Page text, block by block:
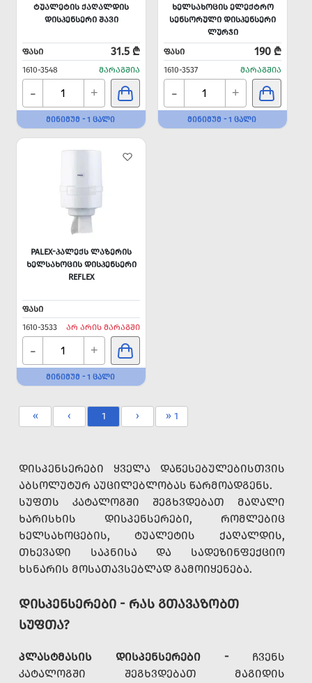
ᲢᲣᲐᲚᲔᲢᲘᲡ ᲥᲐᲦᲐᲚᲓᲘᲡ
ᲓᲘᲡᲞᲔᲜᲡᲔᲠᲘ ᲨᲐᲕᲘ
ᲤᲐᲡᲘ 31.5 ₾
1610-3548 ᲛᲐᲠᲐᲒᲨᲘᲐ
- +
ᲛᲘᲜᲘᲛᲣᲛ - 1 ᲪᲐᲚᲘ
ᲮᲔᲚᲡᲐᲮᲝᲪᲘᲡ ᲔᲚᲔᲥᲢᲠᲝ
ᲡᲔᲜᲡᲝᲠᲣᲚᲘ ᲓᲘᲡᲞᲔᲜᲡᲔᲠᲘ
ᲚᲣᲠᲯᲘ
ᲤᲐᲡᲘ
190 ₾
1610-3537 ᲛᲐᲠᲐᲒᲨᲘᲐ
- +
ᲛᲘᲜᲘᲛᲣᲛ - 1 ᲪᲐᲚᲘ
PALEX-ᲞᲐᲚᲔᲥᲡ ᲚᲐᲖᲔᲠᲘᲡ
ᲮᲔᲚᲡᲐᲮᲝᲪᲘᲡ ᲓᲘᲡᲞᲔᲜᲡᲔᲠᲘ
REFLEX
ᲤᲐᲡᲘ
1610-3533
ᲐᲠ ᲐᲠᲘᲡ ᲛᲐᲠᲐᲒᲨᲘ
- +
ᲛᲘᲜᲘᲛᲣᲛ - 1 ᲪᲐᲚᲘ
« ‹ 1 › » 1
ᲓᲘᲡᲞᲔᲜᲡᲔᲠᲔᲑᲘ ᲧᲕᲔᲚᲐ ᲓᲐᲬᲔᲡᲔᲑᲣᲚᲔᲑᲘᲡᲗᲕᲘᲡ
ᲐᲑᲡᲝᲚᲣᲢᲣᲠ ᲐᲣᲪᲘᲚᲔᲑᲚᲝᲑᲐᲡ ᲬᲐᲠᲛᲝᲐᲓᲒᲔᲜᲡ.
ᲡᲣᲤᲗᲡ ᲙᲐᲢᲐᲚᲝᲒᲨᲘ ᲨᲔᲒᲮᲕᲓᲔᲑᲐᲗ ᲛᲐᲦᲐᲚᲘ
ᲮᲐᲠᲘᲡᲮᲘᲡ ᲓᲘᲡᲞᲔᲜᲡᲔᲠᲔᲑᲘ, ᲠᲝᲛᲚᲔᲑᲘᲪ
ᲮᲔᲚᲡᲐᲮᲝᲪᲔᲑᲘᲡ, ᲢᲣᲐᲚᲔᲢᲘᲡ ᲥᲐᲦᲐᲚᲓᲘᲡ,
ᲗᲮᲔᲕᲐᲓᲘ ᲡᲐᲞᲜᲘᲡᲐ ᲓᲐ ᲡᲐᲓᲔᲖᲘᲜᲤᲔᲥᲪᲘᲝ
ᲮᲡᲜᲐᲠᲘᲡ ᲛᲝᲡᲐᲗᲐᲕᲡᲔᲑᲚᲐᲓ ᲒᲐᲛᲝᲘᲧᲔᲜᲔᲑᲐ.
ᲓᲘᲡᲞᲔᲜᲡᲔᲠᲔᲑᲘ - ᲠᲐᲡ ᲒᲗᲐᲕᲐᲖᲝᲑᲗ
ᲡᲣᲤᲗᲐ?
ᲞᲚᲐᲡᲢᲛᲐᲡᲘᲡ ᲓᲘᲡᲞᲔᲜᲡᲔᲠᲔᲑᲘ - ᲩᲕᲔᲜᲡ
ᲙᲐᲢᲐᲚᲝᲒᲨᲘ ᲨᲔᲒᲮᲕᲓᲔᲑᲐᲗ ᲛᲐᲒᲘᲓᲘᲡ